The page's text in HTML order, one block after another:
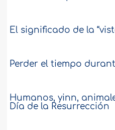
El significado de la
Perder el tiempo
Humanos, yinn,
Día de la Resurrección